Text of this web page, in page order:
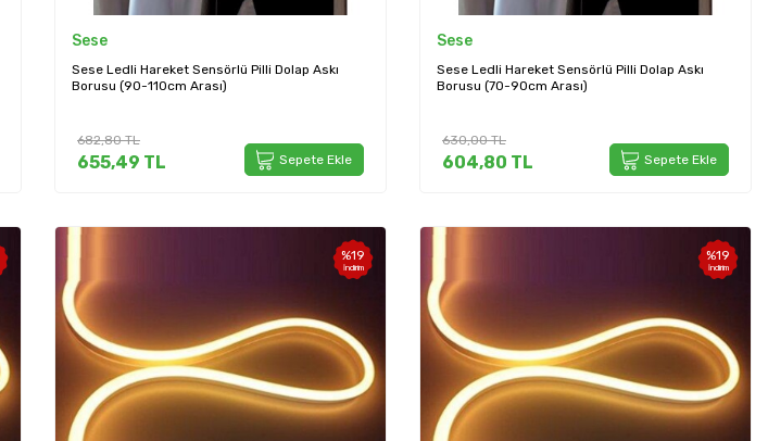
Sese
Sese Ledli Hareket Sensörlü Pilli Dolap Askı
Borusu (90-110cm Arası)
682,80TL
655,49 TL Sepete Ekle
Sese
Sese Ledli Hareket Sensörlü Pilli Dolap Askı
Borusu (70-90cm Arası)
630,00TL
604,80 TL Sepete Ekle
%19
İndirim
%19
İndirim